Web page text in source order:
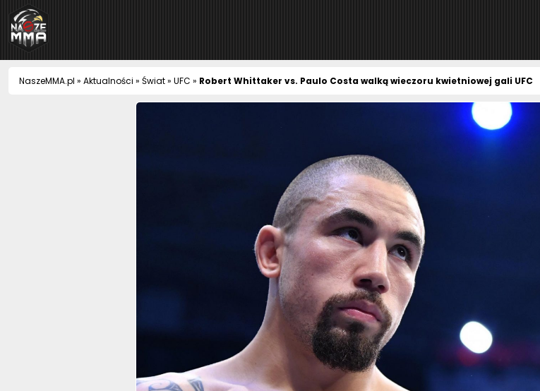
NaszeMMA
NaszeMMA.pl » Aktualności » Świat» UFC » Robert Whittaker vs. Paulo Costa walką wieczoru kwietniowej gali UFC